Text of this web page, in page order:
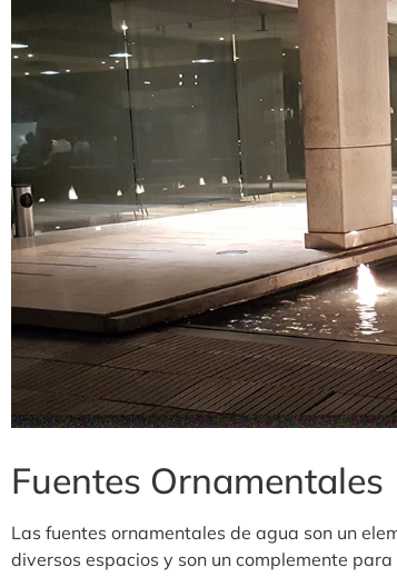
Fuentes Ornamentales
Las fuentes ornamentales de agua son un
diversos espacios y son un complemente